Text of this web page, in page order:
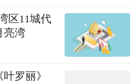
区11城代
亮湾
罗丽》